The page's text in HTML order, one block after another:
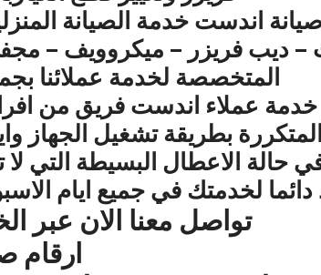
اندست خدمة الصيانة
– ديب فريزر – ميكروويف –
المتخصصة لخدمة عملائنا
خدمة عملاء اندست فريق من
بطريقة تشغيل الجهاز
حالة الاعطال البسيطة التي
لخدمتك في جميع ايام
تواصل معنا الان عبر الخط الساخن
ارقام